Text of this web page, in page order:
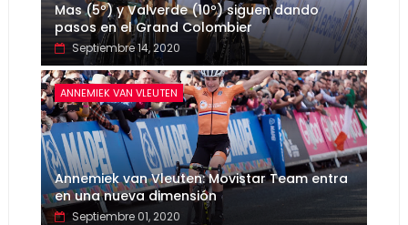
Mas (5º) y Valverde (10º) siguen dando
pasos en el Grand Colombier
Septiembre 14, 2020
ANNEMIEK VAN VLEUTEN
Annemiek van Vleuten: Movistar Team entra
en una nueva dimensión
Septiembre 01, 2020